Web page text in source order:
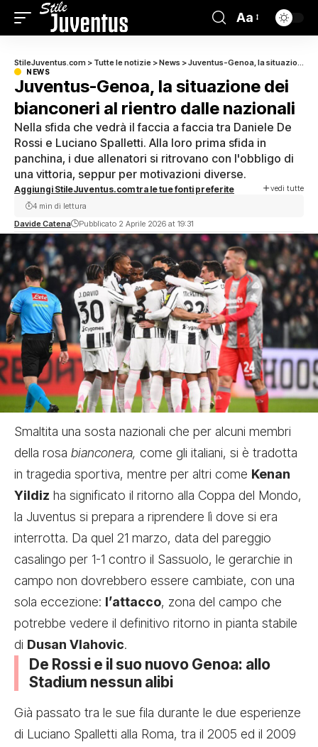
Aa
StileJuventus.com > Tutte le notizie >News >Juventus-Genoa, la situazione dei bianconeri al rientro dalle nazionali
NEWS
Juventus-Genoa, la situazione dei
bianconeri al rientro dalle nazionali
Nella sfida che vedrà il faccia a faccia tra Daniele De
Rossi e Luciano Spalletti. Alla loro prima sfida in
panchina, i due allenatori si ritrovano con l'obbligo di
una vittoria, seppur per motivazioni diverse.
Aggiungi StileJuventus.com tra le tue fonti preferite vedi tutte
Davide Catena Pubblicato 2 Aprile 2026 at 19:31
4 min di lettura
Smaltita una sosta nazionali che per alcuni membri
della rosa bianconera, come gli italiani, si è tradotta
in tragedia sportiva, mentre per altri come Kenan
Yildiz ha significato il ritorno alla Coppa del Mondo,
la Juventus si prepara a riprendere lì dove si era
interrotta. Da quel 21 marzo, data del pareggio
casalingo per 1-1 contro il Sassuolo, le gerarchie in
campo non dovrebbero essere cambiate, con una
sola eccezione: l’attacco, zona del campo che
potrebbe vedere il definitivo ritorno in pianta stabile
di Dusan Vlahovic.
De Rossi e il suo nuovo Genoa: allo
Stadium nessun alibi
Già passato tra le sue fila durante le due esperienze
di Luciano Spalletti alla Roma, tra il 2005 ed il 2009